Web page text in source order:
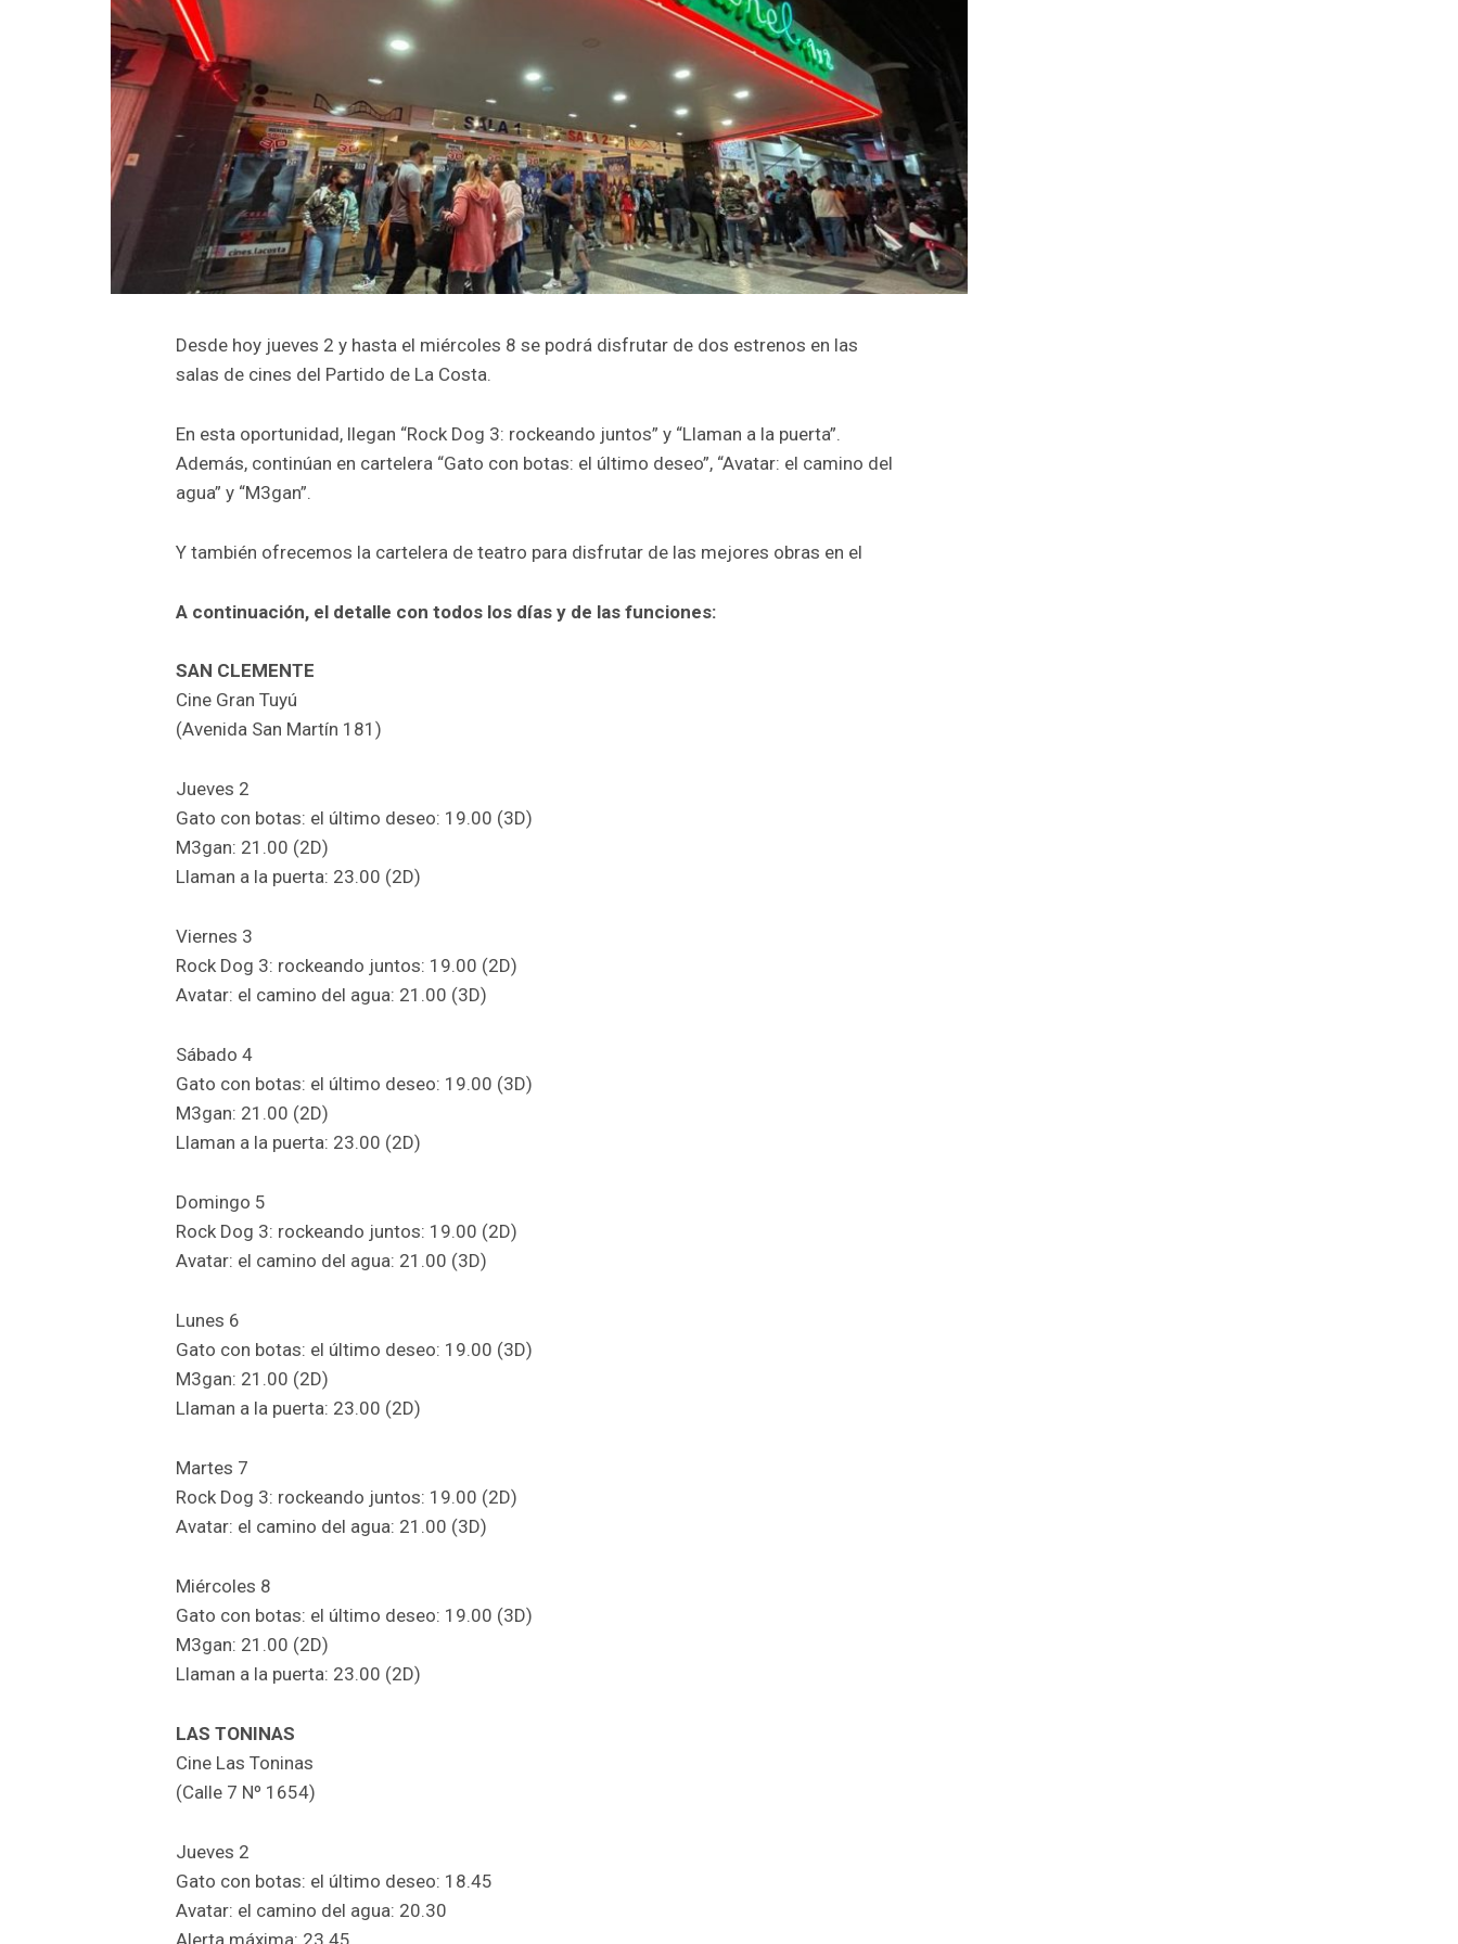
Desde hoy jueves 2 y hasta el miércoles 8 se podrá disfrutar de dos estrenos en las
salas de cines del Partido de La Costa.
En esta oportunidad, llegan “Rock Dog 3: rockeando juntos” y “Llaman a la puerta”.
Además, continúan en cartelera “Gato con botas: el último deseo”, “Avatar: el camino del
agua” y “M3gan”.
Y también ofrecemos la cartelera de teatro para disfrutar de las mejores obras en el
A continuación, el detalle con todos los días y de las funciones:
SAN CLEMENTE
Cine Gran Tuyú
(Avenida San Martín 181)
Jueves 2
Gato con botas: el último deseo: 19.00 (3D)
M3gan: 21.00 (2D)
Llaman a la puerta: 23.00 (2D)
Viernes 3
Rock Dog 3: rockeando juntos: 19.00 (2D)
Avatar: el camino del agua: 21.00 (3D)
Sábado 4
Gato con botas: el último deseo: 19.00 (3D)
M3gan: 21.00 (2D)
Llaman a la puerta: 23.00 (2D)
Domingo 5
Rock Dog 3: rockeando juntos: 19.00 (2D)
Avatar: el camino del agua: 21.00 (3D)
Lunes 6
Gato con botas: el último deseo: 19.00 (3D)
M3gan: 21.00 (2D)
Llaman a la puerta: 23.00 (2D)
Martes 7
Rock Dog 3: rockeando juntos: 19.00 (2D)
Avatar: el camino del agua: 21.00 (3D)
Miércoles 8
Gato con botas: el último deseo: 19.00 (3D)
M3gan: 21.00 (2D)
Llaman a la puerta: 23.00 (2D)
LAS TONINAS
Cine Las Toninas
(Calle 7 Nº 1654)
Jueves 2
Gato con botas: el último deseo: 18.45
Avatar: el camino del agua: 20.30
Alerta máxima: 23.45